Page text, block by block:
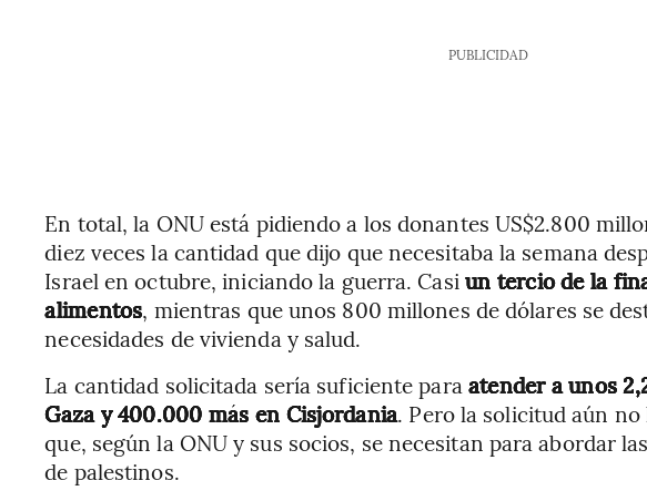
PUBLICIDAD
En total, la ONU está pidiendo a los donantes US$2.800
diez veces la cantidad que dijo que necesitaba la semana
Israel en octubre, iniciando la guerra. Casi un tercio de la
alimentos, mientras que unos 800 millones de dólares se
necesidades de vivienda y salud.
La cantidad solicitada sería suficiente para atender a unos
Gaza y 400.000 más en Cisjordania. Pero la solicitud aún no
que, según la ONU y sus socios, se necesitan para abordar
de palestinos.